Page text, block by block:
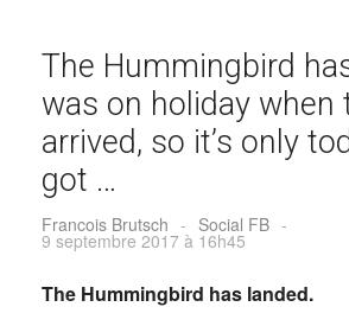
The Hummingbird
was on holiday when
arrived, so it’s only
got …
Francois Brutsch - Social FB -
9 septembre 2017 à 16h45
The Hummingbird has landed.